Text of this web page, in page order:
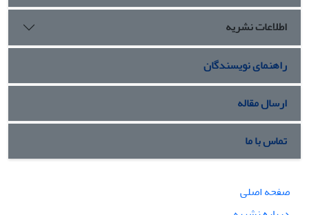
اطلاعات نشریه
راهنمای نویسندگان
ارسال مقاله
تماس با ما
صفحه اصلی